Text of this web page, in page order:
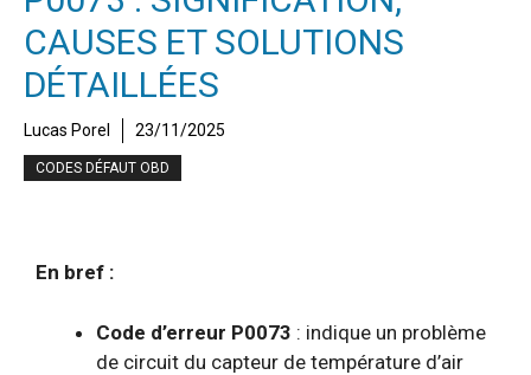
CAUSES ET SOLUTIONS
DÉTAILLÉES
Lucas Porel 23/11/2025
CODES DÉFAUT OBD
En bref :
Code d’erreur P0073 : indique un problème
de circuit du capteur de température d’air